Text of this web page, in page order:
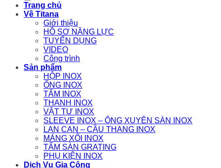
Trang chủ
Về Titana
Giới thiệu
HỒ SƠ NĂNG LỰC
TUYỂN DỤNG
VIDEO
Công trình
Sản phẩm
HỘP INOX
ỐNG INOX
TẤM INOX
THANH INOX
VẬT TƯ INOX
SLEEVE INOX – ỐNG XUYÊN SÀN INOX
LAN CAN – CẦU THANG INOX
MÁNG XỐI INOX
TẤM SÀN GRATING
PHỤ KIỆN INOX
Dịch Vụ Gia Công